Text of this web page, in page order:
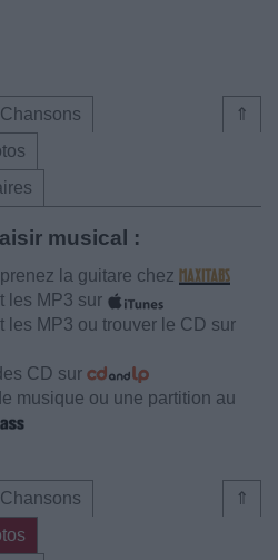
⇑
musical :
la guitare chez
les MP3 sur
les MP3 ou trouver le CD sur
CD sur
musique ou une partition au
⇑